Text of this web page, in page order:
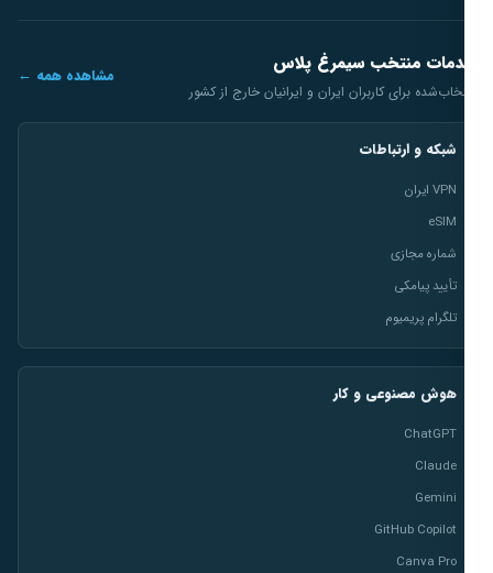
منتخب سیمرغ پلاس
برای کاربران ایران و ایرانیان خارج از کشور
مشاهده همه ←
شبکه و ارتباطات
شماره مجازی
تأیید پیامکی
تلگرام پریمیوم
هوش مصنوعی و کار
ChatGPT
Claude
Gemini
GitHub Copilot
Canva Pro